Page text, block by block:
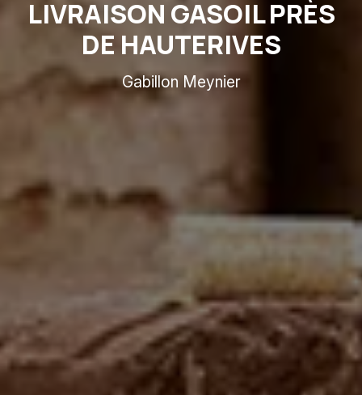
LIVRAISON GASOIL PRÈS
DE HAUTERIVES
Gabillon Meynier